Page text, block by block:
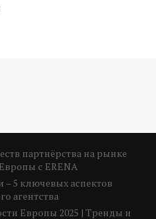
партнёрства на рынке
с ERENA
5 ключевых аспектов
агентства
Европы 2025 | Тренды и